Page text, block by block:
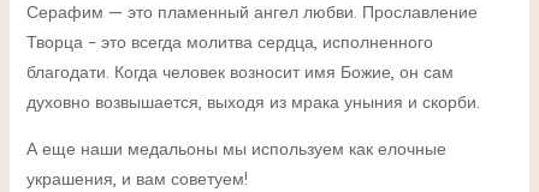
Серафим — это пламенный ангел любви. Прославление
Творца – это всегда молитва сердца, исполненного
благодати. Когда человек возносит имя Божие, он сам
духовно возвышается, выходя из мрака уныния и скорби.
А еще наши медальоны мы используем как елочные
украшения, и вам советуем!